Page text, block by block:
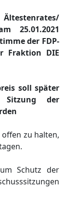
ltestenrates/
25.01.2021
der FDP-
Fraktion DIE
soll später
der
zu halten,
Schutz der